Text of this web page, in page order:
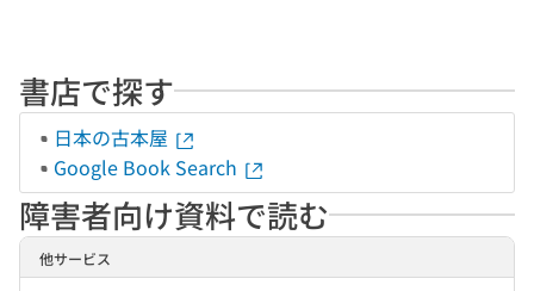
書店で探す
日本の古本屋
Google Book Search
障害者向け資料で読む
他サービス